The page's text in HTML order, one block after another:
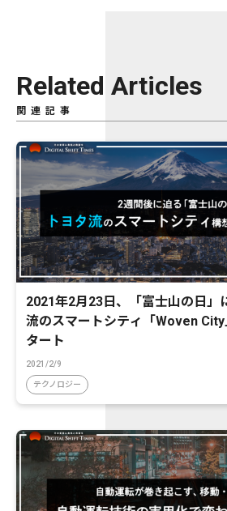
Related Articles
関連記事
2021年2月23日、「富士山の日」
流のスマートシティ「Woven
タート
2021/2/9
テクノロジー